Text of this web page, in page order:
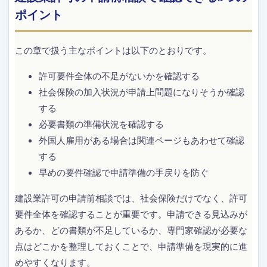
ポイント
この章で扱う主なポイントは以下のとおりです。
許可要件全体の不足がないかを確認する
社会保険の加入状況が申請上問題になりそうか確認
する
必要書類の準備状況を確認する
外国人雇用がある場合は関連ページもあわせて確認
する
早めの要件確認で申請準備の手戻りを防ぐ
建設業許可の申請前相談では、社会保険だけでなく、許可
要件全体を確認することが重要です。申請できる見込みが
あるか、どの書類が不足しているか、専門家確認が必要な
点はどこかを整理しておくことで、申請準備を現実的に進
めやすくなります。